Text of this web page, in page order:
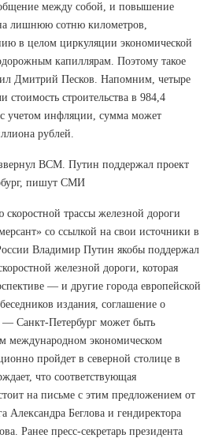
между собой, и повышение
лишнюю сотню километров,
в целом циркуляции экономической
капиллярам. Поэтому такое
Дмитрий Песков. Напомним, четыре
строительства в 984,4
учетом инфляции, сумма может
рублей.
ВСМ. Путин поддержал проект
пишут СМИ
скоростной трассы железной дороги
со ссылкой на свои источники в
Владимир Путин якобы поддержал
железной дороги, которая
— и другие города европейской
издания, соглашение о
Санкт-Петербург может быть
международном экономическом
пройдет в северной столице в
что соответствующая
на письме с этим предложением от
Александра Беглова и гендиректора
Ранее пресс-секретарь президента